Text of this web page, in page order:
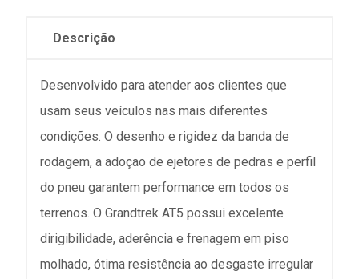
Descrição
Desenvolvido para atender aos clientes que
usam seus veículos nas mais diferentes
condições. O desenho e rigidez da banda de
rodagem, a adoçao de ejetores de pedras e perfil
do pneu garantem performance em todos os
terrenos. O Grandtrek AT5 possui excelente
dirigibilidade, aderência e frenagem em piso
molhado, ótima resistência ao desgaste irregular